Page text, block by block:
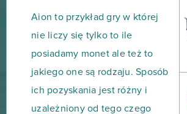
Aion to przykład gry w której
nie liczy się tylko to ile
posiadamy monet ale też to
jakiego one są rodzaju. Sposób
ich pozyskania jest różny i
uzależniony od tego czego